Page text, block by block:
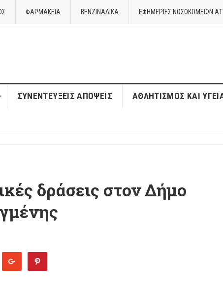
ΦΑΡΜΑΚΕΙΑ ΒΕΝΖΙΝΑΔΙΚΑ ΕΦΗΜΕΡΙΕΣ ΝΟΣΟΚΟΜΕΙΩΝ
ΣΥΝΕΝΤΕΎΞΕΙΣ ΑΠΌΨΕΙΣ ΑΘΛΗΤΙΣΜΌΣ ΚΑΙ
δράσεις στον Δήμο